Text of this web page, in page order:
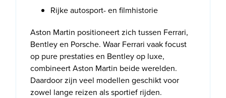
Rijke autosport- en filmhistorie
Aston Martin positioneert zich tussen Ferrari,
Bentley en Porsche. Waar Ferrari vaak focust
op pure prestaties en Bentley op luxe,
combineert Aston Martin beide werelden.
Daardoor zijn veel modellen geschikt voor
zowel lange reizen als sportief rijden.